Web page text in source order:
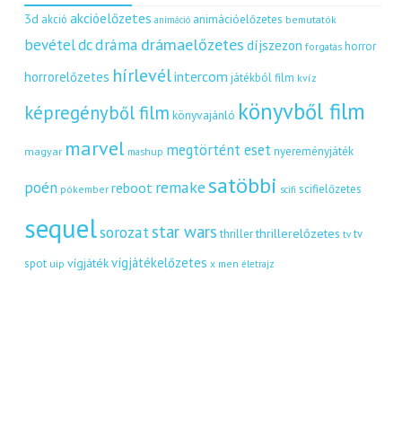
3d akció akcióelőzetes animáció animációelőzetes bemutatók
bevételdcdráma drámaelőzetes díjszezon forgatás horror
horrorelőzetes hírlevélintercom játékból film kvíz
képregényből film könyvajánló könyvből film
magyar marvel mashup megtörtént eset nyereményjáték
poén pókember reboot remakesatöbbi scifi scifielőzetes
sequelsorozatstar wars thriller thrillerelőzetes tv tv
spot uip vígjátékvígjátékelőzetes x men életrajz